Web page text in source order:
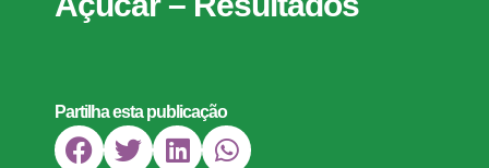
Partilha esta publicação